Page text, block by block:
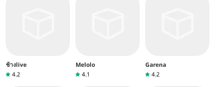
ช้างlive
4.2
Melolo
4.1
Garena
4.2